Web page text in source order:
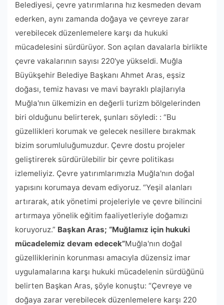
Belediyesi, çevre yatırımlarına hız kesmeden devam
ederken, aynı zamanda doğaya ve çevreye zarar
verebilecek düzenlemelere karşı da hukuki
mücadelesini sürdürüyor. Son açılan davalarla birlikte
çevre vakalarının sayısı 220'ye yükseldi. Muğla
Büyükşehir Belediye Başkanı Ahmet Aras, eşsiz
doğası, temiz havası ve mavi bayraklı plajlarıyla
Muğla'nın ülkemizin en değerli turizm bölgelerinden
biri olduğunu belirterek, şunları söyledi: : “Bu
güzellikleri korumak ve gelecek nesillere bırakmak
bizim sorumluluğumuzdur. Çevre dostu projeler
geliştirerek sürdürülebilir bir çevre politikası
izlemeliyiz. Çevre yatırımlarımızla Muğla'nın doğal
yapısını korumaya devam ediyoruz. “Yeşil alanları
artırarak, atık yönetimi projeleriyle ve çevre bilincini
artırmaya yönelik eğitim faaliyetleriyle doğamızı
koruyoruz.” Başkan Aras; “Muğlamız için hukuki
mücadelemiz devam edecek”Muğla'nın doğal
güzelliklerinin korunması amacıyla düzensiz imar
uygulamalarına karşı hukuki mücadelenin sürdüğünü
belirten Başkan Aras, şöyle konuştu: “Çevreye ve
doğaya zarar verebilecek düzenlemelere karşı 220